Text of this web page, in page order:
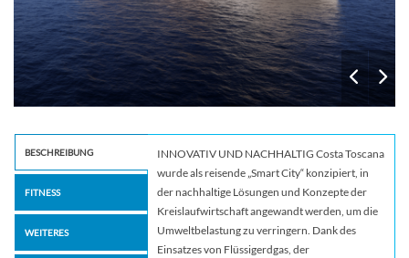
BESCHREIBUNG
FITNESS
WEITERES
INNOVATIV UND NACHHALTIG Costa Toscana
wurde als reisende „Smart City“ konzipiert, in
der nachhaltige Lösungen und Konzepte der
Kreislaufwirtschaft angewandt werden, um die
Umweltbelastung zu verringern. Dank des
Einsatzes von Flüssigerdgas, der